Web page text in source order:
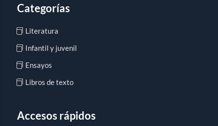
Categorías
Literatura
Infantil y juvenil
Ensayos
Libros de texto
Accesos rápidos